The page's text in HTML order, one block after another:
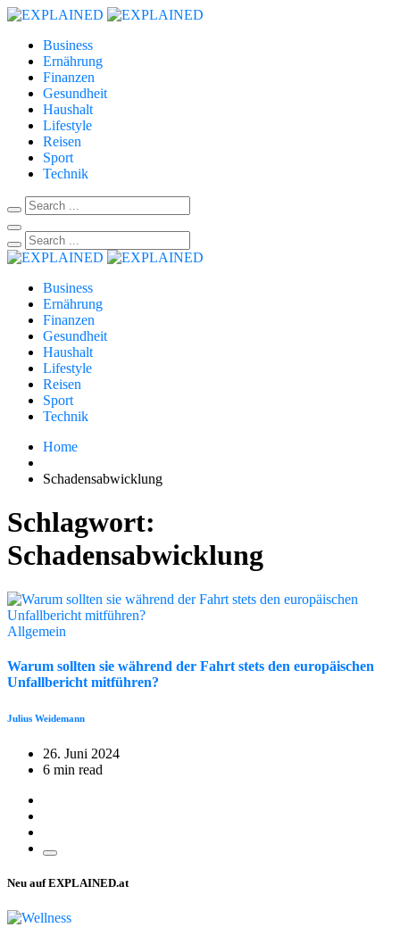
Business
Ernährung
Finanzen
Gesundheit
Haushalt
Lifestyle
Reisen
Sport
Technik
Business
Ernährung
Finanzen
Gesundheit
Haushalt
Lifestyle
Reisen
Sport
Technik
Home
Schadensabwicklung
Schlagwort:
Schadensabwicklung
Allgemein
Warum sollten sie während der Fahrt stets den europäischen
Unfallbericht mitführen?
Julius Weidemann
26. Juni 2024
6 min read
Neu auf EXPLAINED.at